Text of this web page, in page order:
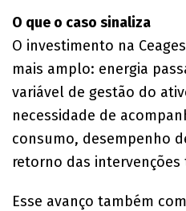
O que o caso sinaliza
O investimento na
mais amplo: energia
variável de gestão do
necessidade de
consumo, desempenho
retorno das intervenções
Esse avanço também